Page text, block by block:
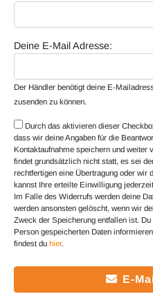
Deine E-Mail Adresse:
Der Händler benötigt deine E-
zusenden zu können.
Durch das aktivieren dieser
dass wir deine Angaben für die
Kontaktaufnahme speichern und weiter
findet grundsätzlich nicht statt, es sei
rechtfertigen eine Übertragung oder wir
kannst Ihre erteilte Einwilligung
Im Falle des Widerrufs werden deine
werden ansonsten gelöscht, wenn wir
Zweck der Speicherung entfallen ist.
Person gespeicherten Daten
findest du hier.
E-